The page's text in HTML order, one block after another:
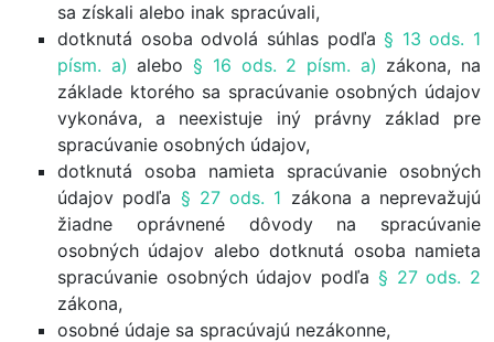
sa získali alebo inak spracúvali,
dotknutá osoba odvolá súhlas podľa§ 13 ods. 1
písm. a) alebo§ 16 ods. 2 písm. a) zákona, na
základe ktorého sa spracúvanie osobných údajov
vykonáva, a neexistuje iný právny základ pre
spracúvanie osobných údajov,
dotknutá osoba namieta spracúvanie osobných
údajov podľa § 27 ods. 1 zákona a neprevažujú
žiadne oprávnené dôvody na spracúvanie
osobných údajov alebo dotknutá osoba namieta
spracúvanie osobných údajov podľa § 27 ods. 2
zákona,
osobné údaje sa spracúvajú nezákonne,